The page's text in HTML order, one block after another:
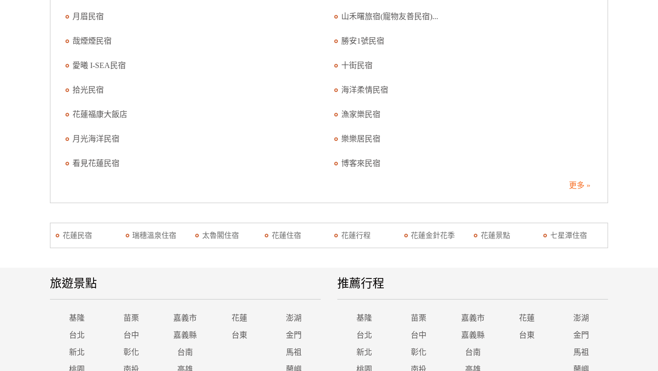
月眉民宿 山禾曙旅宿(寵物友善民宿)...
哉煙煙民宿 勝安1號民宿
愛曦 I-SEA民宿 十街民宿
拾光民宿 海洋柔情民宿
花蓮福康大飯店 漁家樂民宿
月光海洋民宿 樂樂居民宿
看見花蓮民宿 博客來民宿
更多 »
花蓮民宿 瑞穗溫泉住宿 太魯閣住宿 花蓮住宿 花蓮行程 花蓮金針花季 花蓮景點 七星潭住宿
旅遊景點
基隆 苗栗 嘉義市 花蓮 澎湖
台北 台中 嘉義縣 台東 金門
新北 彰化 台南 馬祖
桃園 南投 高雄 蘭嶼
推薦行程
基隆 苗栗 嘉義市 花蓮 澎湖
台北 台中 嘉義縣 台東 金門
新北 彰化 台南 馬祖
桃園 南投 高雄 蘭嶼